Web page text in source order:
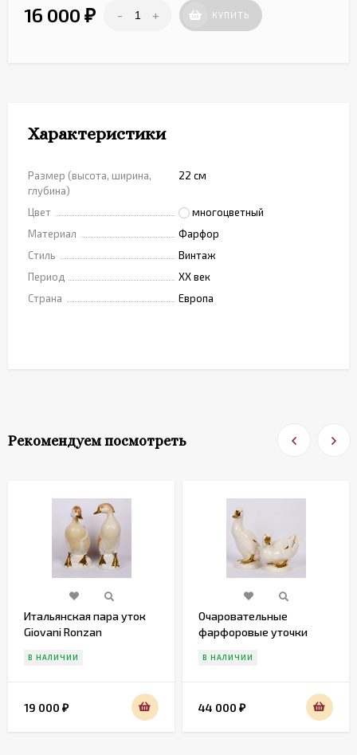
16 000 ₽ - + КУПИТЬ
Характеристики
Размер (высота, ширина,
глубина)
22 см
Цвет
многоцветный
Материал
Фарфор
Стиль
Винтаж
Период
XX век
Страна
Европа
Рекомендуем посмотреть
Итальянская пара уток
Giovani Ronzan
В НАЛИЧИИ
19 000 ₽
Очаровательные
фарфоровые уточки
В НАЛИЧИИ
44 000 ₽